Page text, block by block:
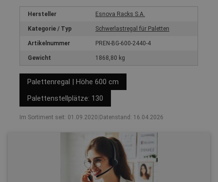
Hersteller Esnova Racks S.A.
Kategorie / Typ Schwerlastregal für Paletten
Artikelnummer PREN-BG-600-2440-4
Gewicht 1868,80 kg
Palettenregal | Höhe 600 cm
Palettenstellplätze: 130
Im Sortiment seit: 01.09.2020 Datenstand: 16.04.2026